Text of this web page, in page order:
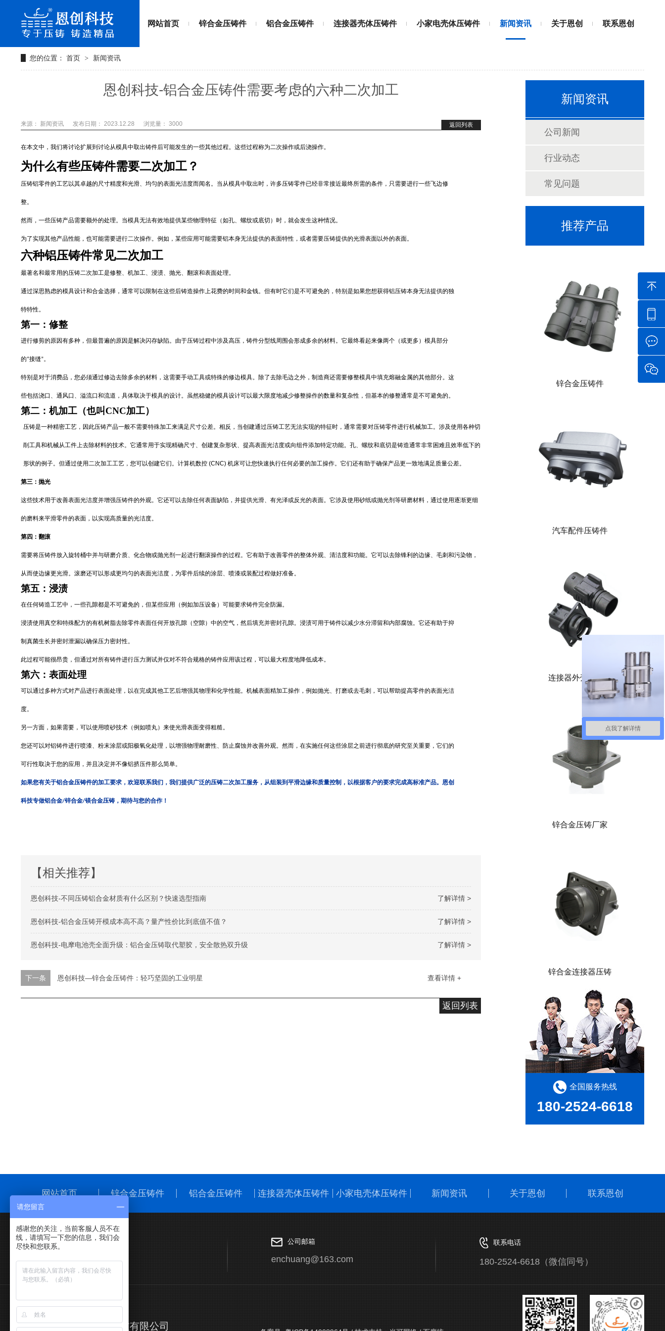
网站首页 锌合金压铸件 铝合金压铸件 连接器壳体压铸件 小家电壳体压铸件 新闻资讯 关于恩创 联系恩创
您的位置： 首页 > 新闻资讯
恩创科技-铝合金压铸件需要考虑的六种二次加工
返回列表
来源： 新闻资讯 发布日期： 2023.12.28 浏览量： 3000
在本文中，我们将讨论扩展到讨论从模具中取出铸件后可能发生的一些其他过程。 这些过程称为二次操作或后浇操作。
为什么有些压铸件需要二次加工？
压铸铝零件的工艺以其卓越的尺寸精度和光滑、均匀的表面光洁度而闻名。当从模具中取出时，许多压铸零件已经非常接近最终所需的条件，只需要进行一些飞边修
整。
然而，一些压铸产品需要额外的处理。当模具无法有效地提供某些物理特征（如孔、螺纹或底切）时，就会发生这种情况。
为了实现其他产品性能，也可能需要进行二次操作。例如，某些应用可能需要铝本身无法提供的表面特性，或者需要压铸提供的光滑表面以外的表面。
六种铝压铸件常见二次加工
最著名和最常用的压铸二次加工是修整、机加工、浸渍、 抛光、翻滚和表面处理。
通过深思熟虑的模具设计和合金选择 ，通常可以限制在这些后铸造操作上花费的时间和金钱。但有时它们是不可避免的，特别是如果您想获得铝压铸本身无法提供的独
特特性。
第一：修整
进行修剪的原因有多种，但最普遍的原因是解决闪存缺陷。由于压铸过程中涉及高压，铸件分型线周围会形成多余的材料。它最终看起来像两个（或更多）模具部分
的“接缝”。
特别是对于消费品，您必须通过修边去除多余的材料，这需要手动工具或特殊的修边模具。除了去除毛边之外，制造商还需要修整模具中填充熔融金属的其他部分。这
些包括浇口、通风口、溢流口和流道，具体取决于模具的设计。虽然稳健的模具设计可以最大限度地减少修整操作的数量和复杂性，但基本的修整通常是不可避免的。
第二：机加工 （也叫 CNC加工）
压铸是一种精密工艺，因此压铸产品一般不需要特殊加工来满足尺寸公差。相反，当创建通过压铸工艺无法实现的特征时，通常需要对压铸零件进行机械加工。 涉及使用各种切
削工具和机械从工件上去除材料的技术。它通常用于实现精确尺寸、创建复杂形状、提高表面光洁度或向组件添加特定功能。 孔、螺纹和底切是铸造通常非常困难且效率低下的
形状的例子。但通过使用二次加工工艺，您可以创建它们。计算机数控 (CNC) 机床可让您快速执行任何必要的加工操作。它们还有助于确保产品更一致地满足质量公差。
第三： 抛光
这些技术用于改善表面光洁度并增强压铸件的外观。它还可以去除任何表面缺陷，并提供光滑、有光泽或反光的表面。它涉及使用砂纸或抛光剂等研磨材料，通过使用逐渐更细
的磨料来平滑零件的表面，以实现高质量的光洁度。
第四： 翻滚
需要将压铸件放入旋转桶中并与研磨介质、化合物或抛光剂一起进行翻滚操作的过程。它有助于改善零件的整体外观、清洁度和功能。它可以去除锋利的边缘、毛刺和污染物，
从而使边缘更光滑。滚磨还可以形成更均匀的表面光洁度，为零件后续的涂层、喷漆或装配过程做好准备。
第五 ：浸渍
在任何铸造工艺中，一些孔隙都是不可避免的，但某些应用（例如加压设备）可能要求铸件完全防漏。
浸渍使用真空和特殊配方的有机树脂去除零件表面任何开放孔隙（空隙）中的空气，然后填充并密封孔隙。浸渍可用于铸件以减少水分滞留和内部腐蚀。它还有助于抑
制真菌生长并密封泄漏以确保压力密封性。
此过程可能很昂贵，但通过对所有铸件进行压力测试并仅对不符合规格的铸件应用该过程，可以最大程度地降低成本。
第六 ：表面处理
可以通过多种方式对产品进行表面处理，以在完成其他工艺后增强其物理和化学性能。 机械表面精加工操作 ，例如抛光、打磨或去毛刺，可以帮助提高零件的表面光洁
度。
另一方面，如果需要，可以使用喷砂技术（例如喷丸）来使光滑表面变得粗糙。
您还可以对铝铸件进行喷漆、 粉末涂层或阳极氧化处理，以增强物理耐磨性、防止腐蚀并改善外观。然而，在实施任何这些涂层之前进行彻底的研究至关重要 ， 它们的
可行性取决于您的应用，并且决定并不像铝挤压件那么简单。
如果您有关于铝合金压铸件的加工要求，欢迎联系我们，我们提供广泛的压铸二次加工服务，从组装到平滑边缘和质量控制，以根据客户的要求完成高标准产品。恩创
科技专做铝合金/锌合金/镁合金压铸，期待与您的合作！
【相关推荐】
了解详情 >
恩创科技-不同压铸铝合金材质有什么区别？快速选型指南
了解详情 >
恩创科技-铝合金压铸开模成本高不高？量产性价比到底值不值？
了解详情 >
恩创科技-电摩电池壳全面升级：铝合金压铸取代塑胶，安全散热双升级
查看详情 +
下一条 恩创科技—锌合金压铸件：轻巧坚固的工业明星
返回列表
新闻资讯
公司新闻
行业动态
常见问题
推荐产品
锌合金压铸件
汽车配件压铸件
连接器外壳压铸件
锌合金压铸厂家
锌合金连接器压铸
全国服务热线
180-2524-6618
网站首页 锌合金压铸件 铝合金压铸件 连接器壳体压铸件 小家电壳体压铸件 新闻资讯 关于恩创 联系恩创
公司地址
东莞市厚街镇深厚科技园
公司邮箱
enchuang@163.com
联系电话
180-2524-6618（微信同号）
东莞市恩创精密五金科技有限公司
点我了解详情
请您留言
感谢您的关注，当前客服人员不在
线，请填写一下您的信息，我们会
尽快和您联系。